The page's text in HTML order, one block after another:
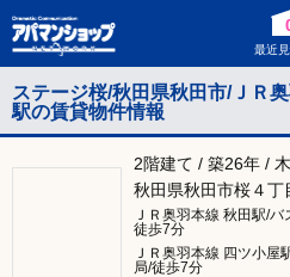
最近
ステージ桜/秋田県秋田市/ＪＲ
駅の賃貸物件情報
2階建て / 築26年 /
秋田県秋田市桜４丁
ＪＲ奥羽本線 秋田駅/
徒歩7分
ＪＲ奥羽本線 四ツ小屋
局/徒歩7分